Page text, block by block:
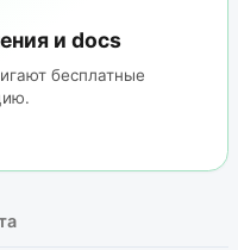
и docs
бесплатные